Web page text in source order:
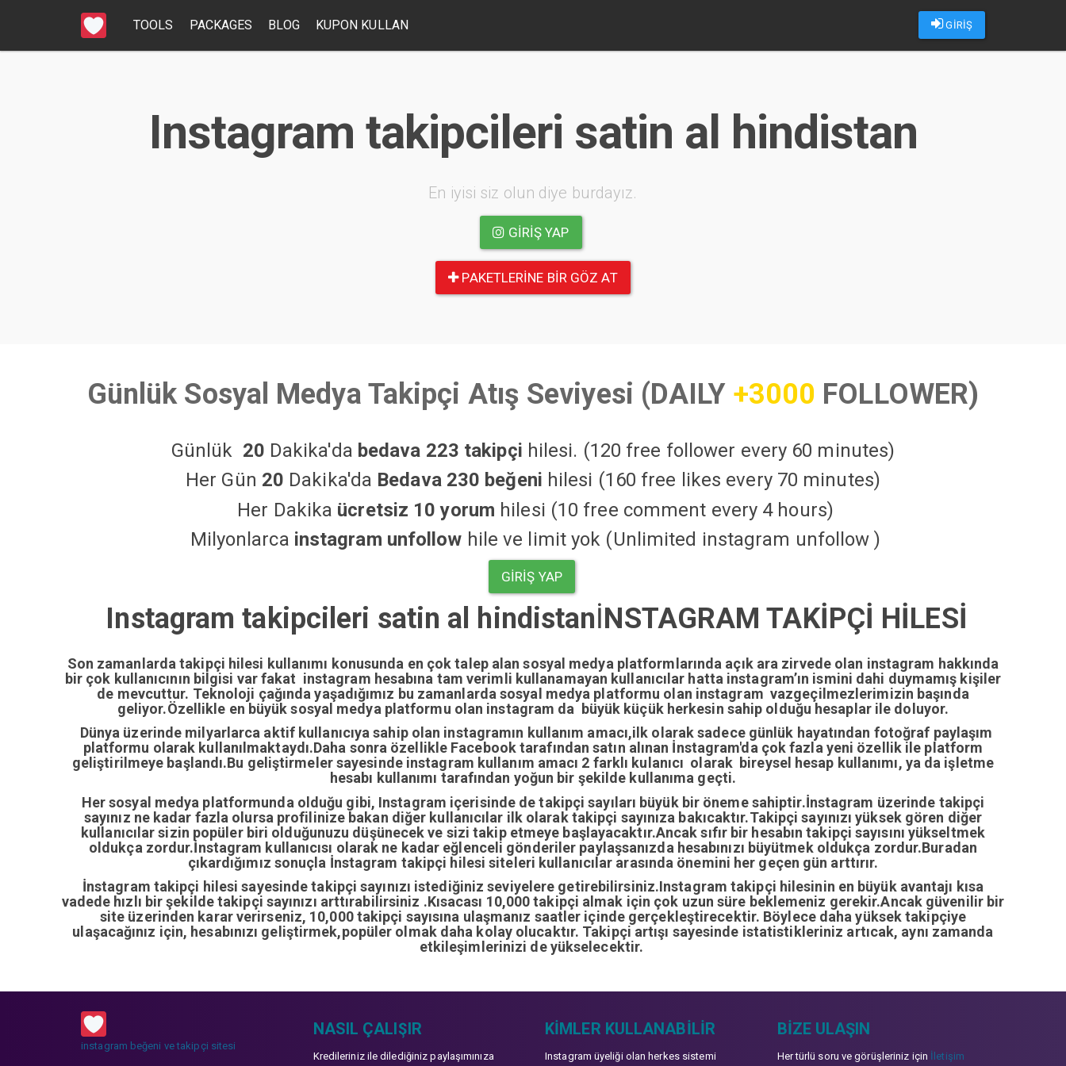
GİRİŞ
TOOLS PACKAGES BLOG KUPON KULLAN
Instagram takipcileri satin al hindistan
En iyisi siz olun diye burdayız.
GIRIŞ YAP
PAKETLERINE BIR GÖZ AT
Günlük Sosyal Medya Takipçi Atış Seviyesi (DAILY +3000 FOLLOWER)
Günlük 20 Dakika'da bedava 223 takipçi hilesi. (120 free follower every 60 minutes)
Her Gün 20 Dakika'da Bedava 230 beğeni hilesi (160 free likes every 70 minutes)
Her Dakika ücretsiz 10 yorum hilesi (10 free comment every 4 hours)
Milyonlarca instagram unfollow hile ve limit yok (Unlimited instagram unfollow )
GIRIŞ YAP
Instagram takipcileri satin al hindistanİNSTAGRAM TAKİPÇİ HİLESİ
Son zamanlarda takipçi hilesi kullanımı konusunda en çok talep alan sosyal medya platformlarında açık ara zirvede olan instagram hakkında
bir çok kullanıcının bilgisi var fakat instagram hesabına tam verimli kullanamayan kullanıcılar hatta instagram’ın ismini dahi duymamış kişiler
de mevcuttur. Teknoloji çağında yaşadığımız bu zamanlarda sosyal medya platformu olan instagram vazgeçilmezlerimizin başında
geliyor.Özellikle en büyük sosyal medya platformu olan instagram da büyük küçük herkesin sahip olduğu hesaplar ile doluyor.
Dünya üzerinde milyarlarca aktif kullanıcıya sahip olan instagramın kullanım amacı,ilk olarak sadece günlük hayatından fotoğraf paylaşım
platformu olarak kullanılmaktaydı.Daha sonra özellikle Facebook tarafından satın alınan İnstagram'da çok fazla yeni özellik ile platform
geliştirilmeye başlandı.Bu geliştirmeler sayesinde instagram kullanım amacı 2 farklı kulanıcı olarak bireysel hesap kullanımı, ya da işletme
hesabı kullanımı tarafından yoğun bir şekilde kullanıma geçti.
Her sosyal medya platformunda olduğu gibi, Instagram içerisinde de takipçi sayıları büyük bir öneme sahiptir.İnstagram üzerinde takipçi
sayınız ne kadar fazla olursa profilinize bakan diğer kullanıcılar ilk olarak takipçi sayınıza bakıcaktır.Takipçi sayınızı yüksek gören diğer
kullanıcılar sizin popüler biri olduğunuzu düşünecek ve sizi takip etmeye başlayacaktır.Ancak sıfır bir hesabın takipçi sayısını yükseltmek
oldukça zordur.İnstagram kullanıcısı olarak ne kadar eğlenceli gönderiler paylaşsanızda hesabınızı büyütmek oldukça zordur.Buradan
çıkardığımız sonuçla İnstagram takipçi hilesi siteleri kullanıcılar arasında önemini her geçen gün arttırır.
İnstagram takipçi hilesi sayesinde takipçi sayınızı istediğiniz seviyelere getirebilirsiniz.Instagram takipçi hilesinin en büyük avantajı kısa
vadede hızlı bir şekilde takipçi sayınızı arttırabilirsiniz .Kısacası 10,000 takipçi almak için çok uzun süre beklemeniz gerekir.Ancak güvenilir bir
site üzerinden karar verirseniz, 10,000 takipçi sayısına ulaşmanız saatler içinde gerçekleştirecektir. Böylece daha yüksek takipçiye
ulaşacağınız için, hesabınızı geliştirmek,popüler olmak daha kolay olucaktır. Takipçi artışı sayesinde istatistikleriniz artıcak, aynı zamanda
etkileşimlerinizi de yükselecektir.
instagram beğeni ve takipçi sitesi
NASIL ÇALIŞIR
Kredileriniz ile dilediğiniz paylaşımınıza
KIMLER KULLANABILIR
Instagram üyeliği olan herkes sistemi
BIZE ULAŞIN
Her türlü soru ve görüşleriniz için İletişim